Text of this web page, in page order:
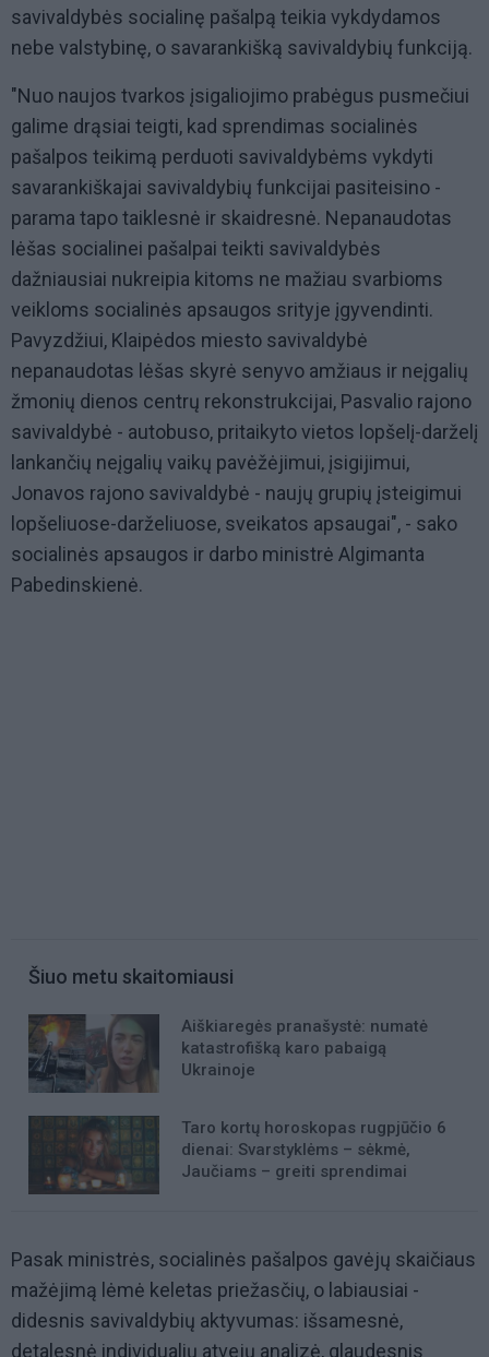
savivaldybės socialinę pašalpą teikia vykdydamos
nebe valstybinę, o savarankišką savivaldybių funkciją.
"Nuo naujos tvarkos įsigaliojimo prabėgus pusmečiui
galime drąsiai teigti, kad sprendimas socialinės
pašalpos teikimą perduoti savivaldybėms vykdyti
savarankiškajai savivaldybių funkcijai pasiteisino -
parama tapo taiklesnė ir skaidresnė. Nepanaudotas
lėšas socialinei pašalpai teikti savivaldybės
dažniausiai nukreipia kitoms ne mažiau svarbioms
veikloms socialinės apsaugos srityje įgyvendinti.
Pavyzdžiui, Klaipėdos miesto savivaldybė
nepanaudotas lėšas skyrė senyvo amžiaus ir neįgalių
žmonių dienos centrų rekonstrukcijai, Pasvalio rajono
savivaldybė - autobuso, pritaikyto vietos lopšelį-darželį
lankančių neįgalių vaikų pavėžėjimui, įsigijimui,
Jonavos rajono savivaldybė - naujų grupių įsteigimui
lopšeliuose-darželiuose, sveikatos apsaugai", - sako
socialinės apsaugos ir darbo ministrė Algimanta
Pabedinskienė.
Šiuo metu skaitomiausi
Aiškiaregės pranašystė: numatė
katastrofišką karo pabaigą
Ukrainoje
Taro kortų horoskopas rugpjūčio 6
dienai: Svarstyklėms – sėkmė,
Jaučiams – greiti sprendimai
Pasak ministrės, socialinės pašalpos gavėjų skaičiaus
mažėjimą lėmė keletas priežasčių, o labiausiai -
didesnis savivaldybių aktyvumas: išsamesnė,
detalesnė individualių atvejų analizė, glaudesnis